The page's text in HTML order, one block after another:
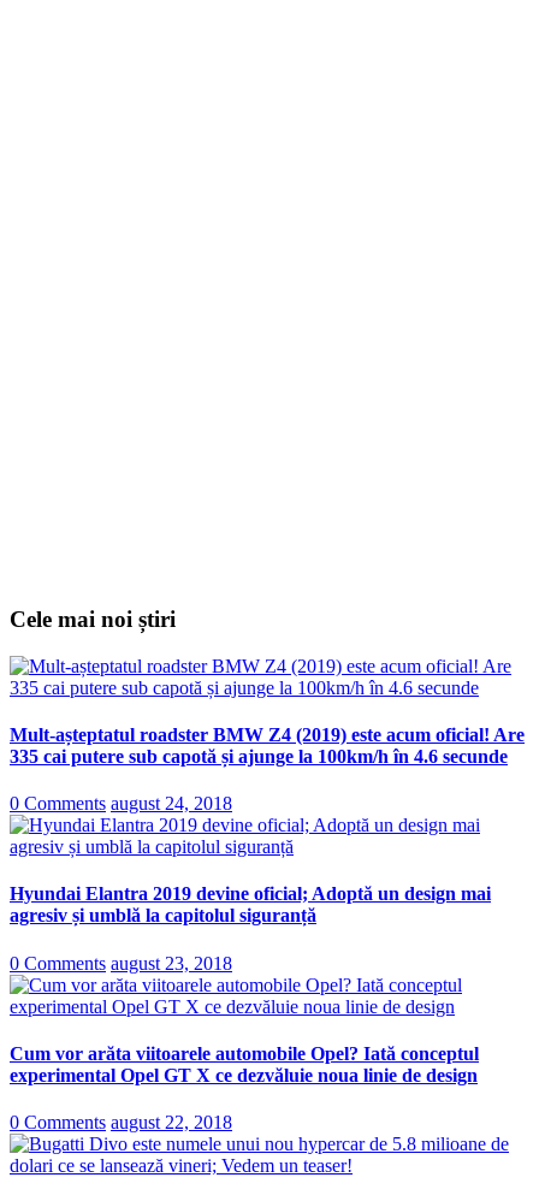
Cele mai noi știri
Mult-așteptatul roadster BMW Z4 (2019) este acum oficial! Are
335 cai putere sub capotă și ajunge la 100km/h în 4.6 secunde
0 Comments august 24, 2018
Hyundai Elantra 2019 devine oficial; Adoptă un design mai
agresiv și umblă la capitolul siguranță
0 Comments august 23, 2018
Cum vor arăta viitoarele automobile Opel? Iată conceptul
experimental Opel GT X ce dezvăluie noua linie de design
0 Comments august 22, 2018